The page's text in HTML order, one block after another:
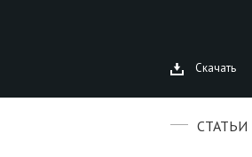
Скачать
СТАТЬИ